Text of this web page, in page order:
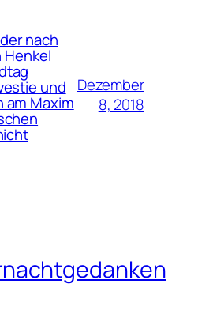
nach
Henkel
und
am Maxim
Dezember
8, 2018